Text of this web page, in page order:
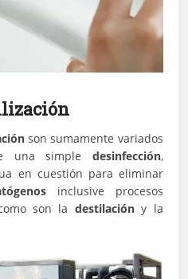
son sumamente variados
una simple desinfección,
en cuestión para eliminar
inclusive procesos
son la destilacióny la